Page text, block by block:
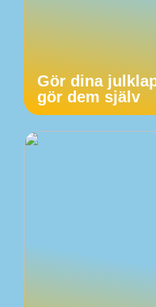
Gör dina
gör dem själv